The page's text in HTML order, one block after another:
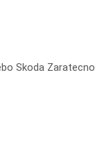
Skoda Zaratecno